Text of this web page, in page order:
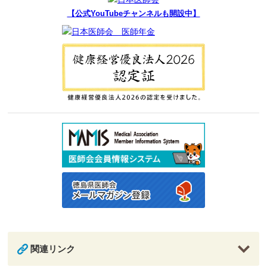
【公式YouTubeチャンネルも開設中】
関連リンク